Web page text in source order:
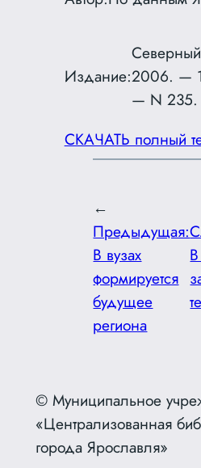
Издание:2006. —
— N
СКАЧАТЬ полный
←
Предыдущая:
В вузах
формируется
будущее
региона
© Муниципальное
«Централизованная
города Ярославля»